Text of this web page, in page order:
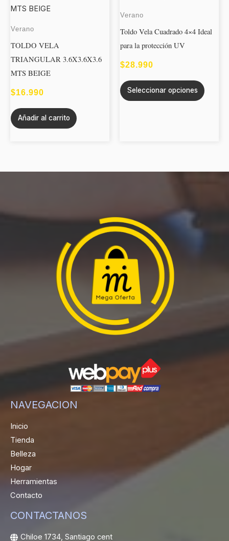
Verano
TOLDO VELA
TRIANGULAR 3.6X3.6X3.6
MTS BEIGE
$16.990
Añadir al carrito
Verano
Toldo Vela Cuadrado 4×4 Ideal
para la protección UV
$28.990
Seleccionar opciones
NAVEGACION
Inicio
Tienda
Belleza
Hogar
Herramientas
Contacto
CONTACTANOS
Chiloe 1734, Santiago cent